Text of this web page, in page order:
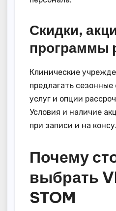
Скидки,
программы
Клинические
предлагать сезонные
услуг и опции
Условия и наличие
при записи и на
Почему
выбрать
STOM